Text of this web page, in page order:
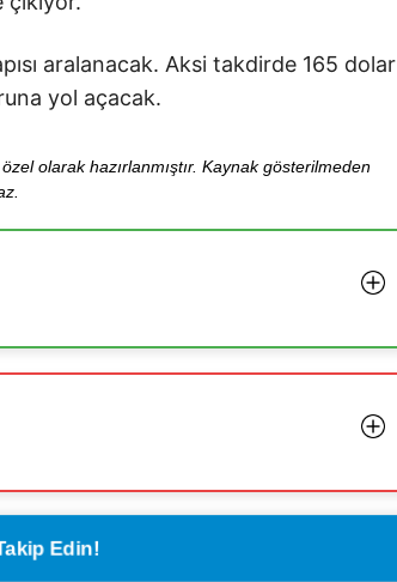
aralanacak. Aksi takdirde 165 dolar
yol açacak.
olarak hazırlanmıştır. Kaynak gösterilmeden
Edin!